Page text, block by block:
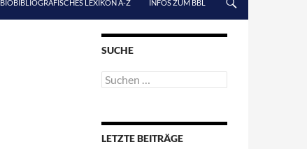
BIOBIBLIOGRAFISCHES LEXIKON A-Z INFOS ZUM BBL
SUCHE
Suchen
nach:
LETZTE BEITRÄGE